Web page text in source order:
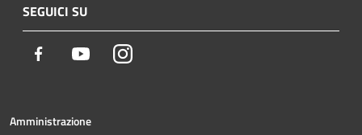
SEGUICI SU
Facebook YoutubeInstagram
Amministrazione